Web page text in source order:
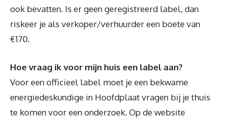
ook bevatten. Is er geen geregistreerd label, dan
riskeer je als verkoper/verhuurder een boete van
€170.
Hoe vraag ik voor mijn huis een label aan?
Voor een officieel label moet je een bekwame
energiedeskundige in Hoofdplaat vragen bij je thuis
te komen voor een onderzoek. Op de website